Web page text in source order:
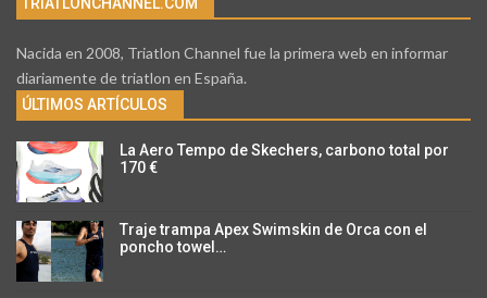
Nacida en 2008, Triatlon Channel fue la primera web en informar
diariamente de triatlon en España.
ÚLTIMOS ARTÍCULOS
La Aero Tempo de Skechers, carbono total por
170 €
Traje trampa Apex Swimskin de Orca con el
poncho towel…